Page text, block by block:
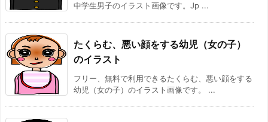
中学生男子のイラスト画像です。Jp ...
たくらむ、悪い顔をする幼児（女の子）
のイラスト
フリー、無料で利用できるたくらむ、悪い顔をする
幼児（女の子）のイラスト画像です。 ...